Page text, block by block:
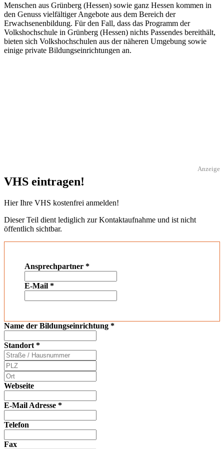
Menschen aus Grünberg (Hessen) sowie ganz Hessen kommen in
den Genuss vielfältiger Angebote aus dem Bereich der
Erwachsenenbildung. Für den Fall, dass das Programm der
Volkshochschule in Grünberg (Hessen) nichts Passendes bereithält,
bieten sich Volkshochschulen aus der näheren Umgebung sowie
einige private Bildungseinrichtungen an.
Anzeige
VHS eintragen!
Hier Ihre VHS kostenfrei anmelden!
Dieser Teil dient lediglich zur Kontaktaufnahme und ist nicht
öffentlich sichtbar.
Ansprechpartner *
E-Mail *
Name der Bildungseinrichtung *
Standort *
Webseite
E-Mail Adresse *
Telefon
Fax